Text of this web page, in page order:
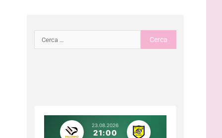
23.08.2026
21:00